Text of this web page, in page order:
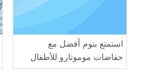
استمتع بنوم أفضل مع
حفاضات موموتارو للأطفال